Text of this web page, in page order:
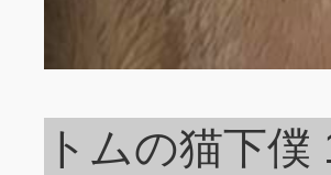
トムの猫下